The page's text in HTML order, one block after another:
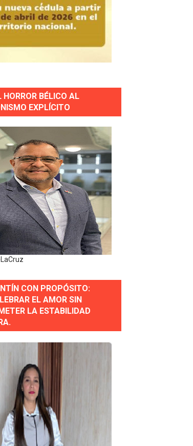
en Cayenas y Residencial Amalia
en salud
"Es ignorancia supina"
HORROR BÉLICO AL
EXPLÍCITO
CON PROPÓSITO:
EL AMOR SIN
LA ESTABILIDAD